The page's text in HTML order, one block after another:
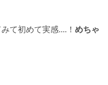
て初めて実感....！ めちゃ